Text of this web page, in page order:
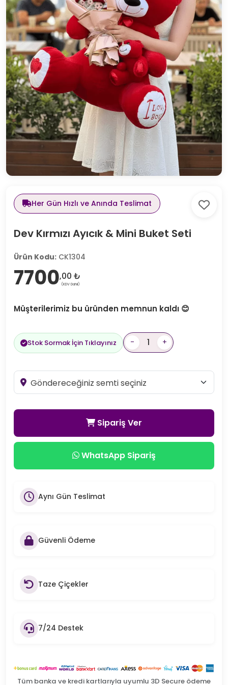
Her Gün Hızlı ve Anında Teslimat
Dev Kırmızı Ayıcık & Mini Buket Seti
Ürün Kodu: CK1304
7700,00 ₺
(KDV Dahil)
Müşterilerimiz bu üründen memnun kaldı 😊
Stok Sormak İçin Tıklayınız - +
Sipariş Ver
WhatsApp Sipariş
Aynı Gün Teslimat
Güvenli Ödeme
Taze Çiçekler
7/24 Destek
Tüm banka ve kredi kartlarıyla uyumlu 3D Secure ödeme